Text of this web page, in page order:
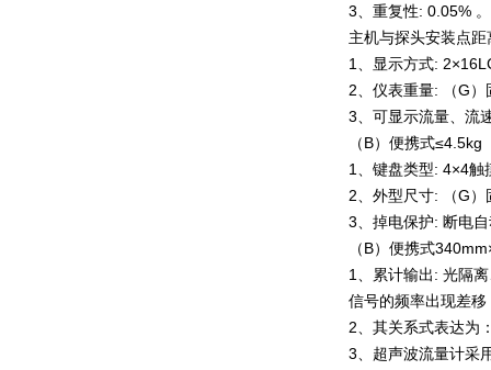
3、重复
主机与探头安装点距
1、显示方式:
2、仪表重量: （G）
3、可显示流
（B）便携式≤4.5kg
1、键盘类型
2、外型尺寸: （G
3、掉电保护:
（B）便携式
1、累计输出: 光隔
信号的频率出现差
2、其关系式表达为
3、超声波流量计采